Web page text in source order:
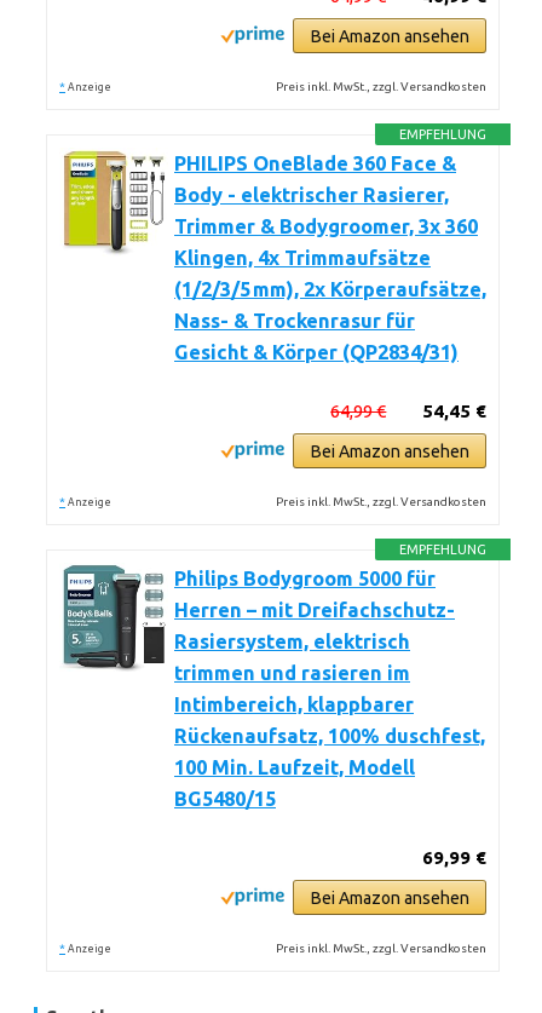
Bei Amazon ansehen
* Anzeige Preis inkl. MwSt., zzgl. Versandkosten
EMPFEHLUNG
PHILIPS OneBlade 360 Face &
Body - elektrischer Rasierer,
Trimmer & Bodygroomer, 3x 360
Klingen, 4x Trimmaufsätze
(1/2/3/5 mm), 2x Körperaufsätze,
Nass- & Trockenrasur für
Gesicht & Körper (QP2834/31)
54,45 €
64,99 €
Bei Amazon ansehen
* Anzeige Preis inkl. MwSt., zzgl. Versandkosten
EMPFEHLUNG
Philips Bodygroom 5000 für
Herren – mit Dreifachschutz-
Rasiersystem, elektrisch
trimmen und rasieren im
Intimbereich, klappbarer
Rückenaufsatz, 100% duschfest,
100 Min. Laufzeit, Modell
BG5480/15
69,99 €
Bei Amazon ansehen
* Anzeige Preis inkl. MwSt., zzgl. Versandkosten